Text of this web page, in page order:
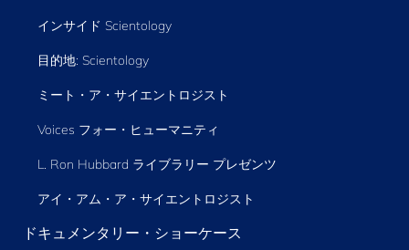
インサイド Scientology
目的地: Scientology
ミート・ア・サイエントロジスト
Voices フォー・ヒューマニティ
L. Ron Hubbard ライブラリー プレゼンツ
アイ・アム・ア・サイエントロジスト
ドキュメンタリー・ショーケース